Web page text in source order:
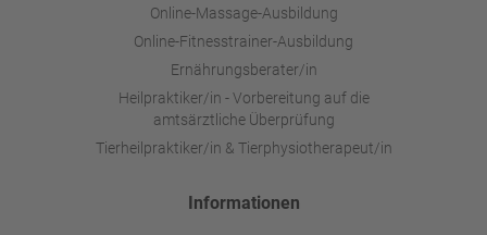
Online-Massage-Ausbildung
Online-Fitnesstrainer-Ausbildung
Ernährungsberater/in
Heilpraktiker/in - Vorbereitung auf die
amtsärztliche Überprüfung
Tierheilpraktiker/in & Tierphysiotherapeut/in
Informationen